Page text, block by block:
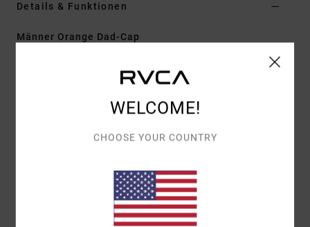
Details & Funktionen
Männer Orange Dad-Cap
Konstruktion:5-Teiliger Clipverschluss
Stickerei Mittig Vorne
Zusammensetzung[Hauptstoff] 100 % Baumwolle
WELCOME!
CHOOSE YOUR COUNTRY